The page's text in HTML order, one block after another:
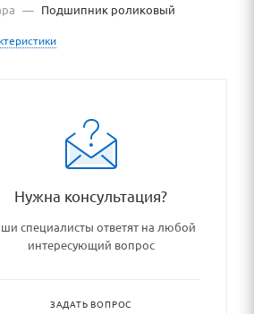
— Подшипник роликовый
Нужна консультация?
специалисты ответят на любой
интересующий вопрос
ЗАДАТЬ ВОПРОС